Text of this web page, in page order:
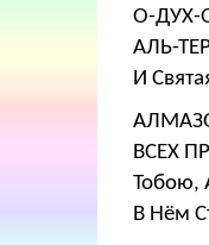
О-ДУХ-
АЛЬ-
И
ВСЕХ
Тобою,
В Нём